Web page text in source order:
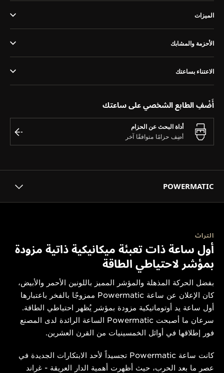
STELLAR ODYSSEY
رائد الدقّة PRECISION PIONEER
الميزات
الأحزمة والمشابك
الاعتناء بساعتك
أَضْفِ الطابع الشخصي على ساعتك
أداة البحث عن الحزام
POWERMATIC
التراث
أول ساعة ذات تعبئة ميكانيكية ذاتية مزودة
بمؤشر لاحتياطي الطاقة
بفضل الحركة المذهلة والمؤشر المميز باللونين الأحمر والأبيض،
كان الإعلان عن ساعة Powermatic ممزوجًا بالفخر باعتبارها
أول ساعة يد أوتوماتيكية مزودة بمؤشر يُظهر احتياطي الطاقة.
سرعان ما أصبحت Powermatic الساعة الرائدة لدى المصنع
فور إطلاقها في أوائل الخمسينيات من القرن العشرين.
كانت ساعة Powermatic تجسيداً لأحد الابتكارات الجديدة في
عصر ما بعد الحرب، حيث أظهرت أهمية الدار العريقة - غراند